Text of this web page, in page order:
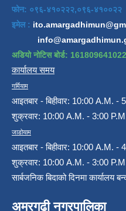
फोन: ०९६-४१०२२२,०९६-४१००२२
इमेल :
अडियो नोटिस बोर्ड:
कार्यालय समय
गर्मियाम
आइतबार - बिहीवार: 10:00 A.M. -
शुक्रवार: 10:00 A.M. - 3:00
जाडोयाम
आइतबार - बिहीवार: 10:00 A.M. -
शुक्रवार: 10:00 A.M. - 3:00
सार्बजनिक बिदाको दिनमा कार्यालय
अमरगढी नगरपालिका